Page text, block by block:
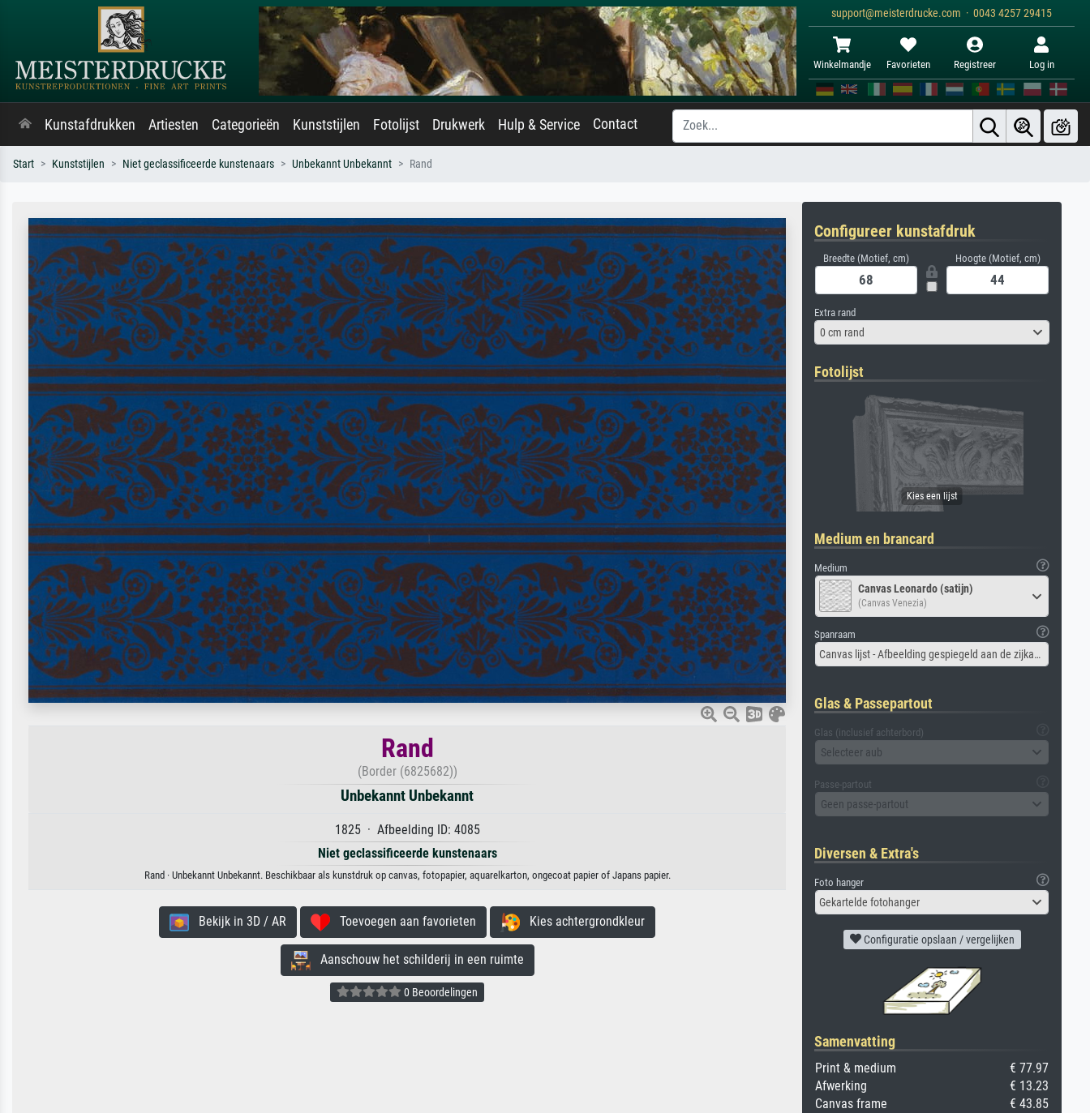
support@meisterdrucke.com · 0043 4257 29415
Winkelmandje Favorieten Registreer Log in
Kunstafdrukken Artiesten Categorieën Kunststijlen Fotolijst Drukwerk Hulp & Service Contact
Start Kunststijlen Niet geclassificeerde kunstenaars Unbekannt Unbekannt Rand
Rand
(Border (6825682))
Unbekannt Unbekannt
1825 · Afbeelding ID: 4085
Niet geclassificeerde kunstenaars
Rand · Unbekannt Unbekannt. Beschikbaar als kunstdruk op canvas, fotopapier, aquarelkarton, ongecoat papier of Japans papier.
Bekijk in 3D / AR Toevoegen aan favorieten Kies achtergrondkleur
Aanschouw het schilderij in een ruimte
0 Beoordelingen
Configureer kunstafdruk
Breedte (Motief, cm) Hoogte (Motief, cm)
Extra rand
0 cm rand
Fotolijst
Medium en brancard
Medium
Canvas Leonardo (satijn)
(Canvas Venezia)
Spanraam
Canvas lijst - Afbeelding gespiegeld aan de zijkant
Glas & Passepartout
Glas (inclusief achterbord)
Selecteer aub
Passe-partout
Geen passe-partout
Diversen & Extra's
Foto hanger
Gekartelde fotohanger
Configuratie opslaan / vergelijken
Samenvatting
Print & medium
€ 77.97
Afwerking
€ 13.23
Canvas frame
€ 43.85